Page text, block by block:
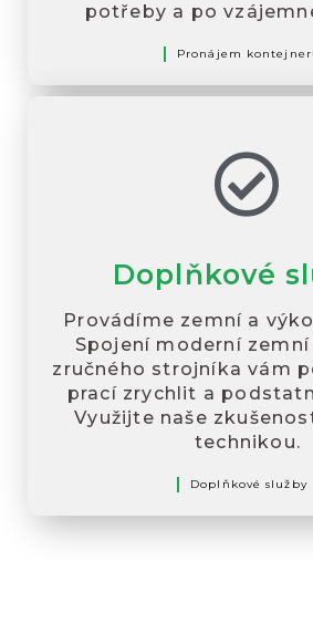
potřeby a po
Pronájem
Doplňkové
Provádíme zemní a
Spojení moderní
zručného strojníka vám
prací zrychlit a
Využijte naše
technikou.
Doplňkové služby